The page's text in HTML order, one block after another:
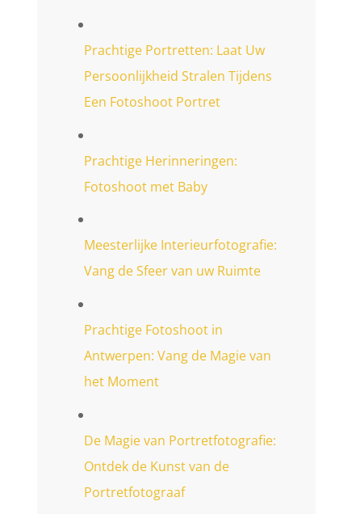
Prachtige Portretten: Laat Uw
Persoonlijkheid Stralen Tijdens
Een Fotoshoot Portret
Prachtige Herinneringen:
Fotoshoot met Baby
Meesterlijke Interieurfotografie:
Vang de Sfeer van uw Ruimte
Prachtige Fotoshoot in
Antwerpen: Vang de Magie van
het Moment
De Magie van Portretfotografie:
Ontdek de Kunst van de
Portretfotograaf